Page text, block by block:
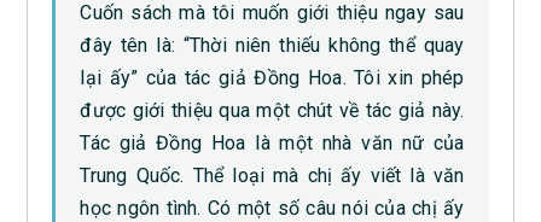
Cuốn sách mà tôi muốn giới thiệu ngay sau
đây tên là: “Thời niên thiếu không thể quay
lại ấy” của tác giả Đồng Hoa. Tôi xin phép
được giới thiệu qua một chút về tác giả này.
Tác giả Đồng Hoa là một nhà văn nữ của
Trung Quốc. Thể loại mà chị ấy viết là văn
học ngôn tình. Có một số câu nói của chị ấy